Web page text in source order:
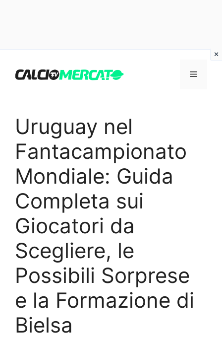
contenuto
Menu
Uruguay nel
Fantacampionato
Mondiale: Guida
Completa sui
Giocatori da
Scegliere, le
Possibili Sorprese
e la Formazione di
Bielsa